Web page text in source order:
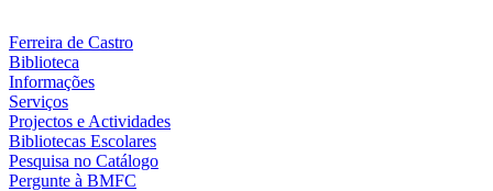
Ferreira de Castro
Biblioteca
Informações
Serviços
Projectos e Actividades
Bibliotecas Escolares
Pesquisa no Catálogo
Pergunte à BMFC